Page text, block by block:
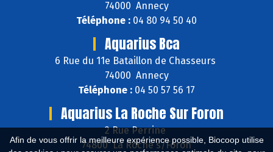
Afin de vous offrir la meilleure expérience possible, Biocoop utilise
74000 Annecy
Téléphone : 04 80 94 50 40
Aquarius Bca
6 Rue du 11e Bataillon de Chasseurs
74000 Annecy
Téléphone : 04 50 57 56 17
Aquarius La Roche Sur Foron
2 Rue Perrine
74800 La Roche s/Foron